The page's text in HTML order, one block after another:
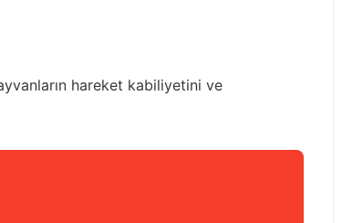
hareket kabiliyetini ve